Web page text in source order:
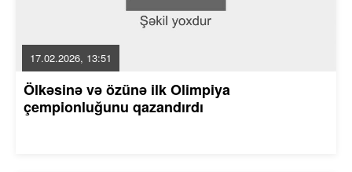
17.02.2026, 13:51
Ölkəsinə və özünə ilk Olimpiya
çempionluğunu qazandırdı